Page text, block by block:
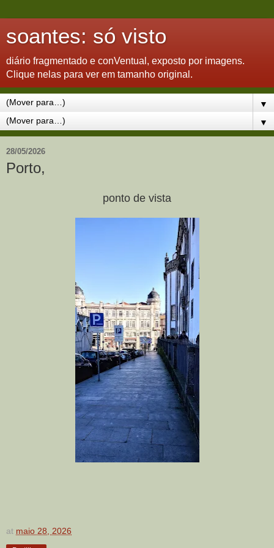
soantes: só visto
diário fragmentado e conVentual, exposto por imagens.
Clique nelas para ver em tamanho original.
▼
▼
28/05/2026
Porto,
ponto de vista
at maio 28, 2026